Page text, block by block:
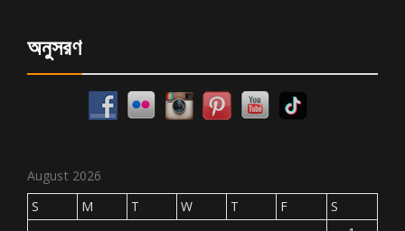
অনুসরণ
August 2026
S
M T W T F
S